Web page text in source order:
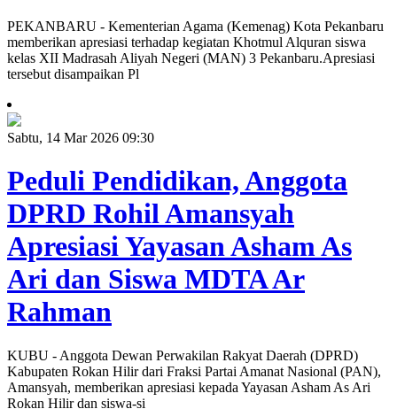
PEKANBARU - Kementerian Agama (Kemenag) Kota Pekanbaru
memberikan apresiasi terhadap kegiatan Khotmul Alquran siswa
kelas XII Madrasah Aliyah Negeri (MAN) 3 Pekanbaru.Apresiasi
tersebut disampaikan Pl
Sabtu, 14 Mar 2026 09:30
Peduli Pendidikan, Anggota
DPRD Rohil Amansyah
Apresiasi Yayasan Asham As
Ari dan Siswa MDTA Ar
Rahman
KUBU - Anggota Dewan Perwakilan Rakyat Daerah (DPRD)
Kabupaten Rokan Hilir dari Fraksi Partai Amanat Nasional (PAN),
Amansyah, memberikan apresiasi kepada Yayasan Asham As Ari
Rokan Hilir dan siswa-si